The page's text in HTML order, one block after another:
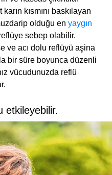
kısmını baskılayan
olduğu en yaygın
sebep olabilir.
ve acı dolu reflüyü aşina
bir süre boyunca düzenli
vücudunuzda reflü
etkileyebilir.